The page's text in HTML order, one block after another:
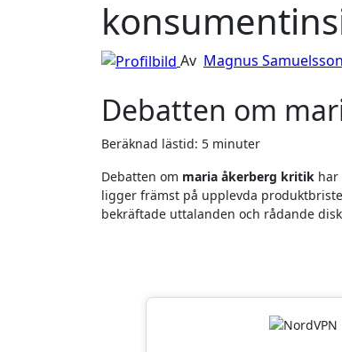
Av Magnus Samuelsson
Debatten om
Beräknad lästid: 5 minuter
Debatten om maria åkerberg kritik har
ligger främst på upplevda
bekräftade uttalanden och rådande